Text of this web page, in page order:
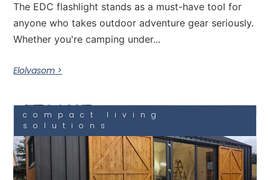
The EDC flashlight stands as a must-have tool for
anyone who takes outdoor adventure gear seriously.
Whether you're camping under...
Elolvasom >
compact living
solutions